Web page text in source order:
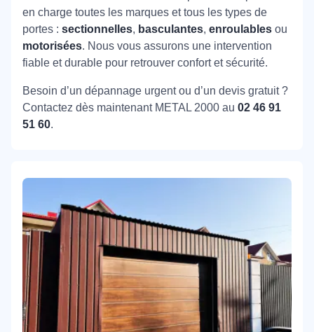
en charge toutes les marques et tous les types de
portes : sectionnelles, basculantes, enroulables ou
motorisées. Nous vous assurons une intervention
fiable et durable pour retrouver confort et sécurité.
Besoin d’un dépannage urgent ou d’un devis gratuit ?
Contactez dès maintenant METAL 2000 au 02 46 91
51 60.